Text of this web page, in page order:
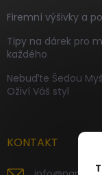
Firemní výšivky a
Tipy na dárek pro
každého
Nebuďte Šedou
Oživí Váš styl
KONTAKT